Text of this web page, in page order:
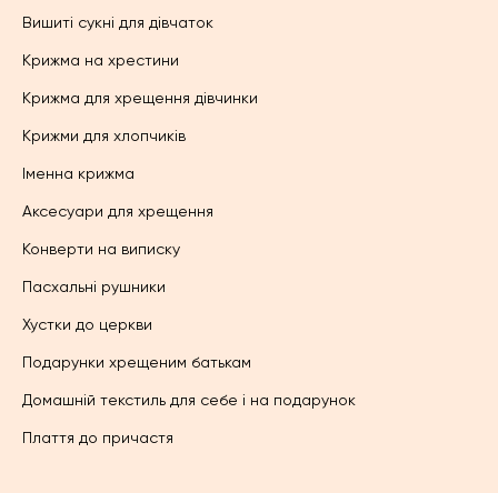
Вишиті сукні для дівчаток
Крижма на хрестини
Крижма для хрещення дівчинки
Крижми для хлопчиків
Іменна крижма
Аксесуари для хрещення
Конверти на виписку
Пасхальні рушники
Хустки до церкви
Подарунки хрещеним батькам
Домашній текстиль для себе і на подарунок
Плаття до причастя